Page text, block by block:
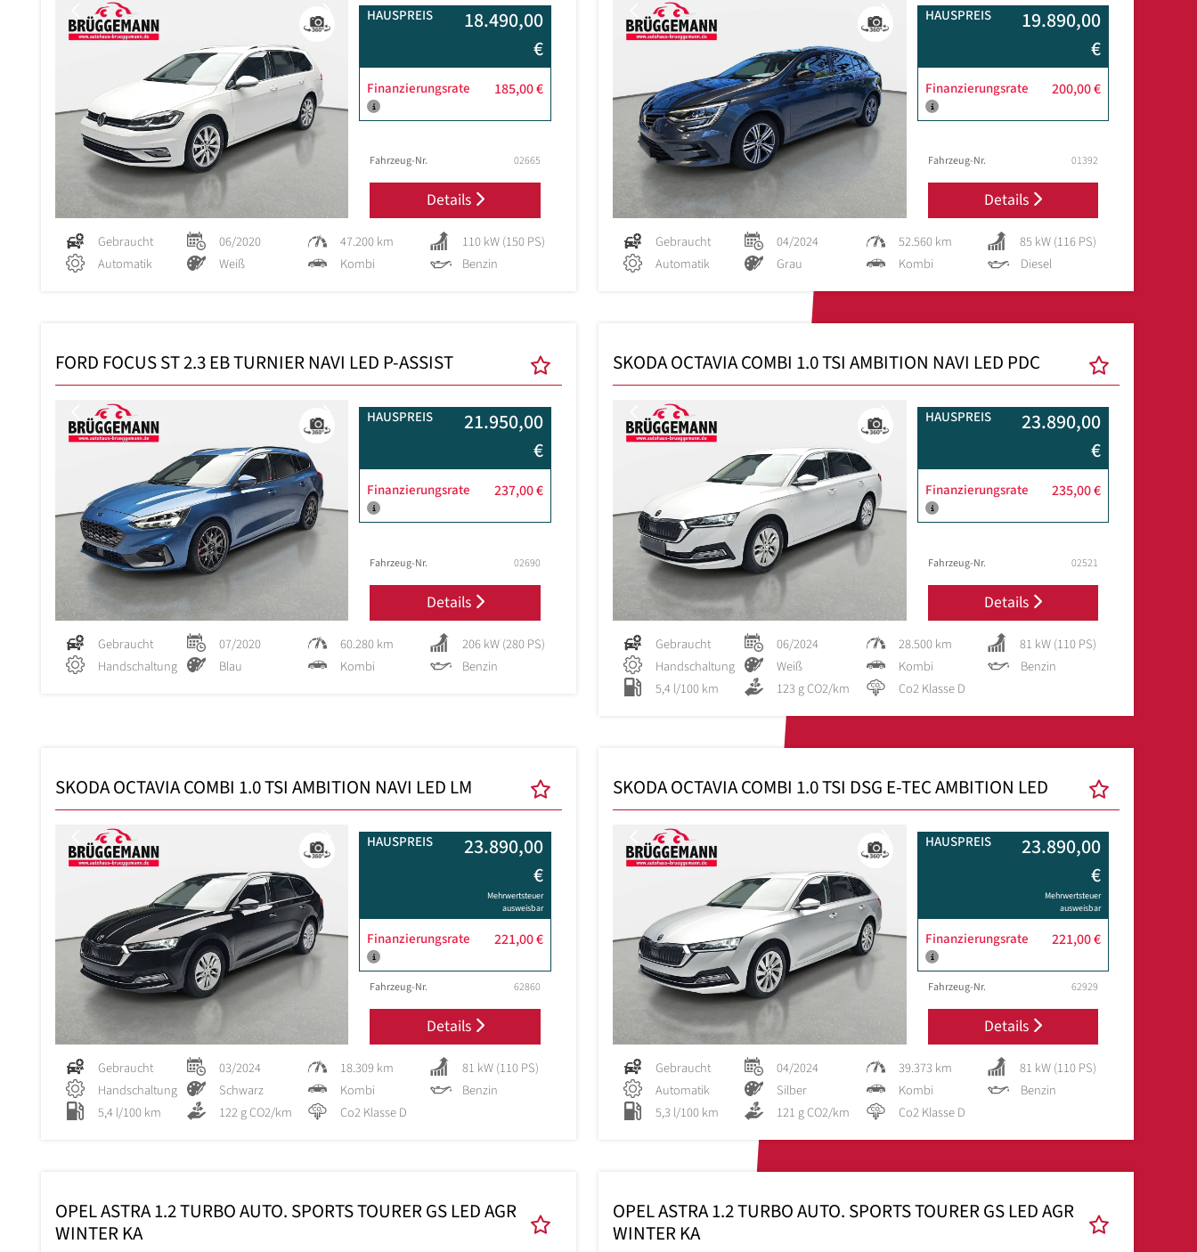
Previous Next
Gebraucht 06/2020 47.200 km
110 kW (150 PS)
Automatik
Weiß Kombi Benzin
HAUSPREIS
18.490,00
€
Finanzierungsrate 185,00 €
Fahrzeug-Nr. 02665
Details
Previous Next
Gebraucht 04/2024 52.560 km
85 kW (116 PS)
Automatik
Grau Kombi Diesel
HAUSPREIS
19.890,00
€
Finanzierungsrate 200,00 €
Fahrzeug-Nr. 01392
Details
FORD FOCUS ST 2.3 EB TURNIER NAVI LED P-ASSIST
Previous Next
Gebraucht 07/2020 60.280 km
206 kW (280 PS)
Handschaltung
Blau Kombi Benzin
HAUSPREIS
21.950,00
€
Finanzierungsrate 237,00 €
Fahrzeug-Nr. 02690
Details
SKODA OCTAVIA COMBI 1.0 TSI AMBITION NAVI LED PDC
Previous Next
Gebraucht 06/2024 28.500 km
81 kW (110 PS)
Handschaltung
Weiß Kombi
Benzin
5,4 l/100 km
123 g CO2/km Co2 Klasse D
HAUSPREIS
23.890,00
€
Finanzierungsrate 235,00 €
Fahrzeug-Nr. 02521
Details
SKODA OCTAVIA COMBI 1.0 TSI AMBITION NAVI LED LM
Previous Next
Gebraucht 03/2024 18.309 km
81 kW (110 PS)
Handschaltung
Schwarz Kombi
Benzin
5,4 l/100 km
122 g CO2/km Co2 Klasse D
HAUSPREIS
23.890,00
€
Mehrwertsteuer
ausweisbar
Finanzierungsrate 221,00 €
Fahrzeug-Nr. 62860
Details
SKODA OCTAVIA COMBI 1.0 TSI DSG E-TEC AMBITION LED
Previous Next
Gebraucht 04/2024 39.373 km
81 kW (110 PS)
Automatik
Silber Kombi
Benzin
5,3 l/100 km
121 g CO2/km Co2 Klasse D
HAUSPREIS
23.890,00
€
Mehrwertsteuer
ausweisbar
Finanzierungsrate 221,00 €
Fahrzeug-Nr. 62929
Details
OPEL ASTRA 1.2 TURBO AUTO. SPORTS TOURER GS LED AGR
WINTER KA
OPEL ASTRA 1.2 TURBO AUTO. SPORTS TOURER GS LED AGR
WINTER KA